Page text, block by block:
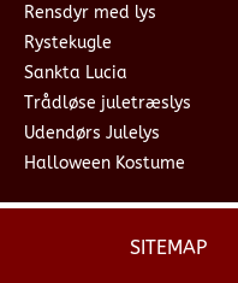
Rensdyr med lys
Rystekugle
Sankta Lucia
Trådløse juletræslys
Udendørs Julelys
Halloween Kostume
SITEMAP